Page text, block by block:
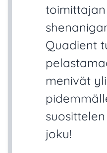
toimittajan
Quadient
menivät
joku!